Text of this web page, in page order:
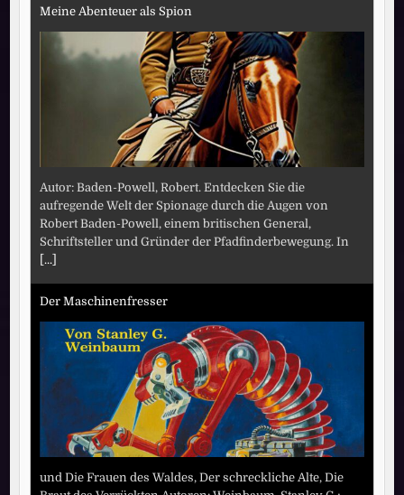
Meine Abenteuer als Spion
Autor: Baden-Powell, Robert. Entdecken Sie die
aufregende Welt der Spionage durch die Augen von
Robert Baden-Powell, einem britischen General,
Schriftsteller und Gründer der Pfadfinderbewegung. In
[...]
Der Maschinenfresser
und Die Frauen des Waldes, Der schreckliche Alte, Die